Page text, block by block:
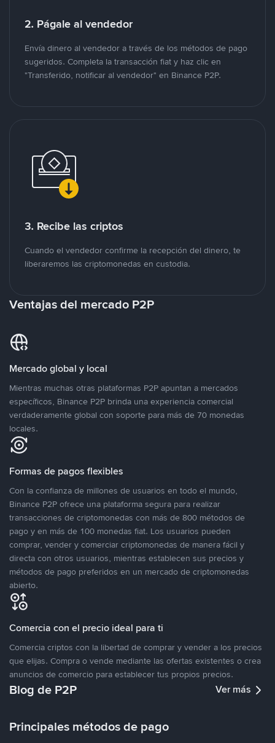
2. Págale al vendedor
Envía dinero al vendedor a través de los métodos de pago
sugeridos. Completa la transacción fiat y haz clic en
"Transferido, notificar al vendedor" en Binance P2P.
3. Recibe las criptos
Cuando el vendedor confirme la recepción del dinero, te
liberaremos las criptomonedas en custodia.
Ventajas del mercado P2P
Mercado global y local
Mientras muchas otras plataformas P2P apuntan a mercados
específicos, Binance P2P brinda una experiencia comercial
verdaderamente global con soporte para más de 70 monedas
locales.
Formas de pagos flexibles
Con la confianza de millones de usuarios en todo el mundo,
Binance P2P ofrece una plataforma segura para realizar
transacciones de criptomonedas con más de 800 métodos de
pago y en más de 100 monedas fiat. Los usuarios pueden
comprar, vender y comerciar criptomonedas de manera fácil y
directa con otros usuarios, mientras establecen sus precios y
métodos de pago preferidos en un mercado de criptomonedas
abierto.
Comercia con el precio ideal para ti
Comercia criptos con la libertad de comprar y vender a los precios
que elijas. Compra o vende mediante las ofertas existentes o crea
anuncios de comercio para establecer tus propios precios.
Blog de P2P Ver más
Principales métodos de pago